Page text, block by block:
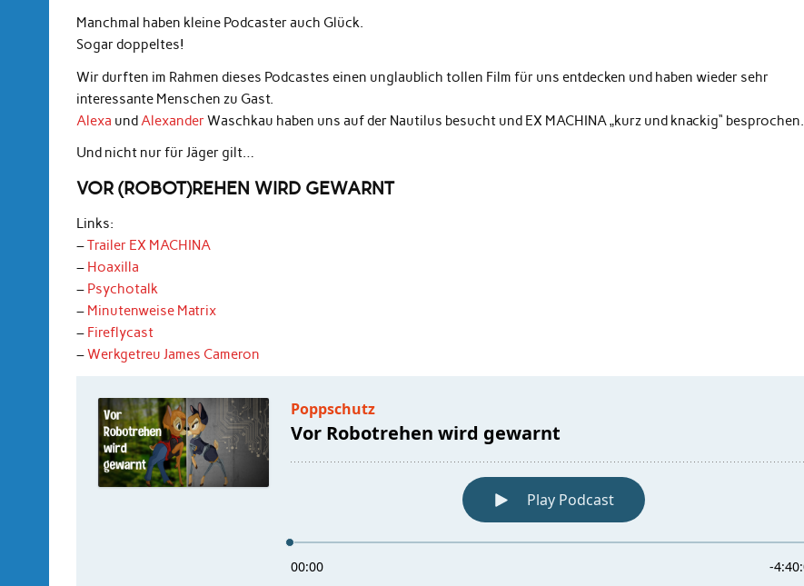
Manchmal haben kleine Podcaster auch Glück.
Sogar doppeltes!
Wir durften im Rahmen dieses Podcastes einen unglaublich tollen Film für uns entdecken und haben wieder sehr
interessante Menschen zu Gast.
Alexa undAlexanderWaschkau haben uns auf der Nautilus besucht und EX MACHINA „kurz und knackig“ besprochen.
Und nicht nur für Jäger gilt…
VOR (ROBOT)REHEN WIRD GEWARNT
Links:
–Trailer EX MACHINA
– Hoaxilla
– Psychotalk
– Minutenweise Matrix
– Fireflycast
–Werkgetreu James Cameron